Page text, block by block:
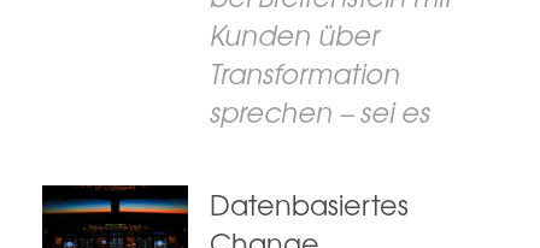
Kunden über
Transformation
sprechen – sei es
Datenbasiertes